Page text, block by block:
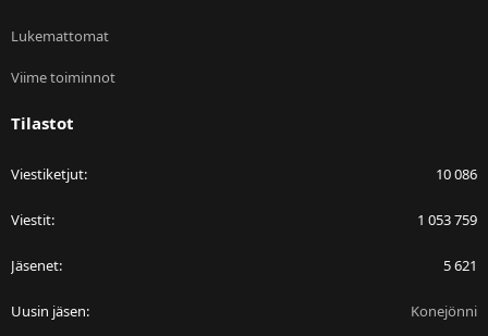
Lukemattomat
Viime toiminnot
Tilastot
Viestiketjut 10 086
Viestit 1 053 759
Jäsenet 5 621
Uusin jäsen Konejönni